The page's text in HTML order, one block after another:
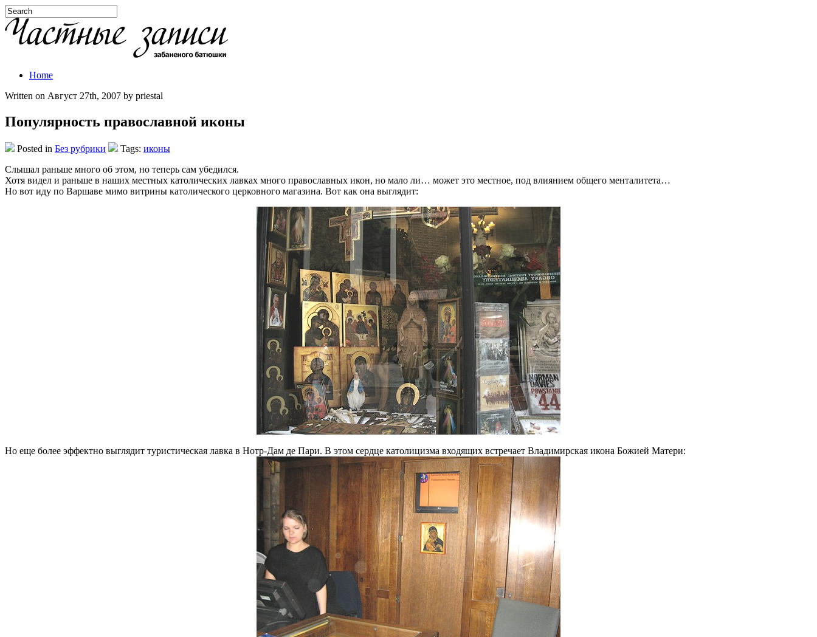
Home
Written on Август 27th, 2007 by priestal
Популярность православной иконы
Posted in Без рубрики Tags: иконы
Слышал раньше много об этом, но теперь сам убедился.
Хотя видел и раньше в наших местных католических лавках много православных икон, но мало ли… может это местное, под влиянием общего менталитета…
Но вот иду по Варшаве мимо витрины католического церковного магазина. Вот как она выглядит:
Но еще более эффектно выглядит туристическая лавка в Нотр-Дам де Пари. В этом сердце католицизма входящих встречает Владимирская икона Божией Матери: